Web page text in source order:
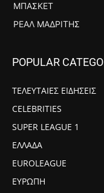
ΜΠΆΣΚΕΤ
ΡΕΆΛ ΜΑΔΡΊΤΗΣ
POPULAR
ΤΕΛΕΥΤΑΙΕΣ ΕΙΔΗΣΕΙΣ
CELEBRITIES
SUPER LEAGUE 1
ΕΛΛΑΔΑ
EUROLEAGUE
ΕΥΡΩΠΗ